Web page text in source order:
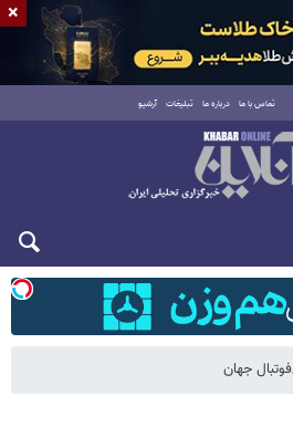
تماس با ما درباره ما تبلیغات آرشیو
فوتبال جهان
×